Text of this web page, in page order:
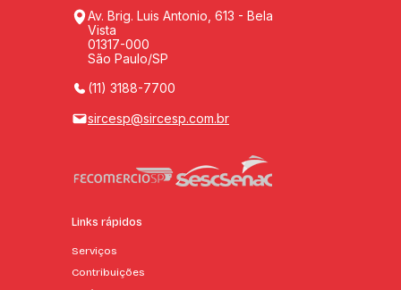
Av. Brig. Luis Antonio, 613 - Bela
Vista
01317-000
São Paulo/SP
(11) 3188-7700
sircesp@sircesp.com.br
Links rápidos
Serviços
Contribuições